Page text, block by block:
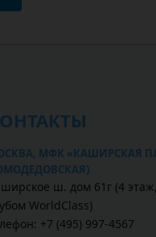
МФК «КАШИРСКАЯ
ш. дом 61г (4
WorldClass)
+7 (495) 997-4567